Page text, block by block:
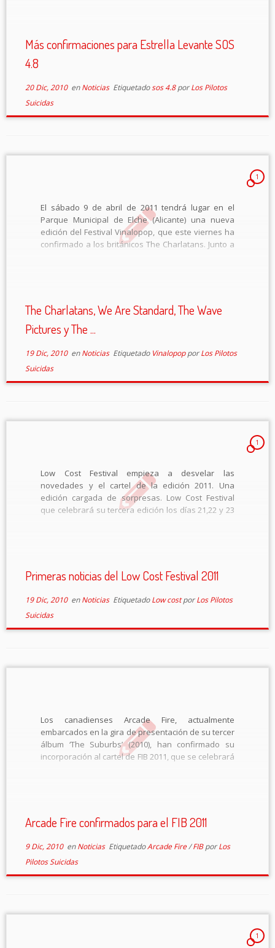
Más confirmaciones para Estrella Levante SOS
4.8
20 Dic, 2010enNoticias Etiquetadosos 4.8porLos Pilotos
Suicidas
1
El sábado 9 de abril de 2011 tendrá lugar en el
Parque Municipal de Elche (Alicante) una nueva
edición del Festival Vinalopop, que este viernes ha
confirmado a los británicos The Charlatans. Junto a
The Charlatans, We Are Standard, The Wave
Pictures y The ...
19 Dic, 2010enNoticias Etiquetado VinalopopporLos Pilotos
Suicidas
1
Low Cost Festival empieza a desvelar las
novedades y el cartel de la edición 2011. Una
edición cargada de sorpresas. Low Cost Festival
que celebrará su tercera edición los días 21,22 y 23
Primeras noticias del Low Cost Festival 2011
19 Dic, 2010enNoticias EtiquetadoLow costporLos Pilotos
Suicidas
Los canadienses Arcade Fire, actualmente
embarcados en la gira de presentación de su tercer
álbum ‘The Suburbs’ (2010), han confirmado su
incorporación al cartel de FIB 2011, que se celebrará
Arcade Fire confirmados para el FIB 2011
9 Dic, 2010enNoticias EtiquetadoArcade Fire/FIBporLos
Pilotos Suicidas
1